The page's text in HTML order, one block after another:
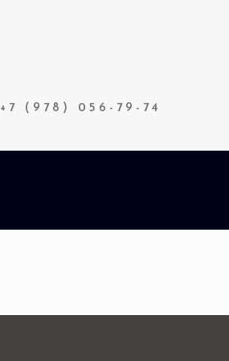
+7 (978) 056-79-74